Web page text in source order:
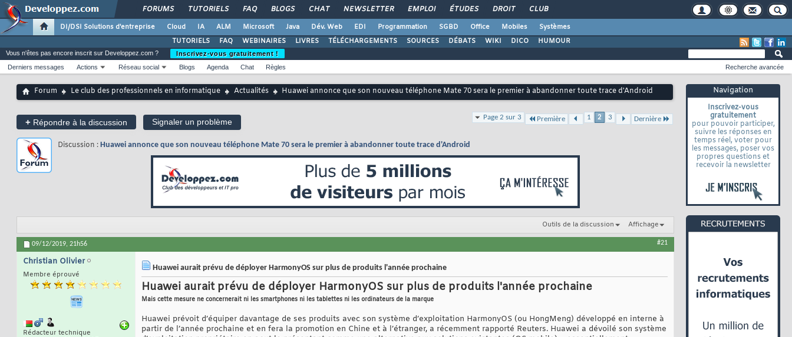
FORUMS TUTORIELS FAQ BLOGS CHAT NEWSLETTER EMPLOI ÉTUDES DROIT CLUB
DI/DSI Solutions d'entreprise Cloud IA ALM Microsoft Java Dév. Web EDI Programmation SGBD Office Mobiles
Systèmes
TUTORIELS
FAQ WEBINAIRES LIVRES TÉLÉCHARGEMENTS SOURCES DÉBATS WIKI DICO HUMOUR
Navigation
Inscrivez-vous
gratuitement
pour pouvoir participer,
suivre les réponses en
temps réel, voter pour
les messages, poser vos
propres questions et
recevoir la newsletter
Vous n'êtes pas encore inscrit sur Developpez.com ?
Inscrivez-vous gratuitement !
Derniers messages
Actions Réseau social Blogs Agenda Chat Règles Recherche avancée
Forum Le club des professionnels en informatique Actualités Huawei annonce que son nouveau téléphone Mate 70 sera le premier à abandonner toute trace d'Android
+ Répondre à la discussion Signaler un problème Page 2 sur 3 Première 1 2 3 Dernière
Discussion : Huawei annonce que son nouveau téléphone Mate 70 sera le premier à abandonner toute trace d'Android
Outils de la discussion Affichage
09/12/2019, 21h56 #21
Christian Olivier
Membre éprouvé
Rédacteur technique
Huawei aurait prévu de déployer HarmonyOS sur plus de produits l'année prochaine
Huawei aurait prévu de déployer HarmonyOS sur plus de produits l'année prochaine
Mais cette mesure ne concernerait ni les smartphones ni les tablettes ni les ordinateurs de la marque
Huawei prévoit d’équiper davantage de ses produits avec son système d’exploitation HarmonyOS (ou HongMeng) développé en interne à
partir de l’année prochaine et en fera la promotion en Chine et à l’étranger, a récemment rapporté Reuters. Huawei a dévoilé son système